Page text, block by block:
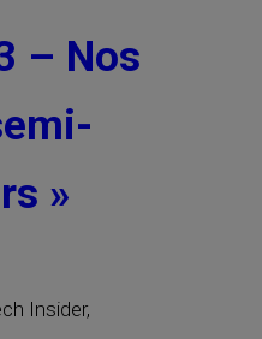
– Nos
»
Insider,